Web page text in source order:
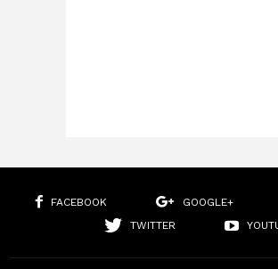
FACEBOOK GOOGLE+
TWITTER